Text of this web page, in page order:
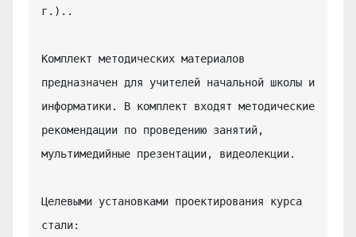
г.)..
Комплект методических материалов
предназначен для учителей начальной школы и
информатики. В комплект входят методические
рекомендации по проведению занятий,
мультимедийные презентации, видеолекции.
Целевыми установками проектирования курса
стали: